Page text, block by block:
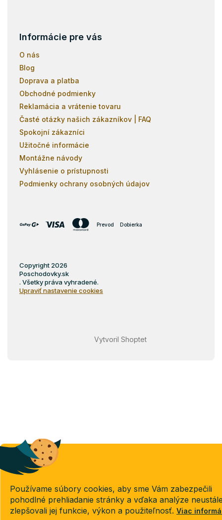
Používame súbory cookies, aby sme Vám zabezpečili
pohodlné prehliadanie stránky a vďaka analýze
zlepšovali jej funkcie, výkon a použiteľnosť. Viac
Informácie pre vás
O nás
Blog
Doprava a platba
Obchodné podmienky
Reklamácia a vrátenie tovaru
Časté otázky našich zákazníkov | FAQ
Spokojní zákazníci
Užitočné informácie
Montážne návody
Vyhlásenie o prístupnosti
Podmienky ochrany osobných údajov
Prevod Dobierka
Vytvoril Shoptet
Copyright 2026
Poschodovky.sk
. Všetky práva vyhradené.
Upraviť nastavenie cookies